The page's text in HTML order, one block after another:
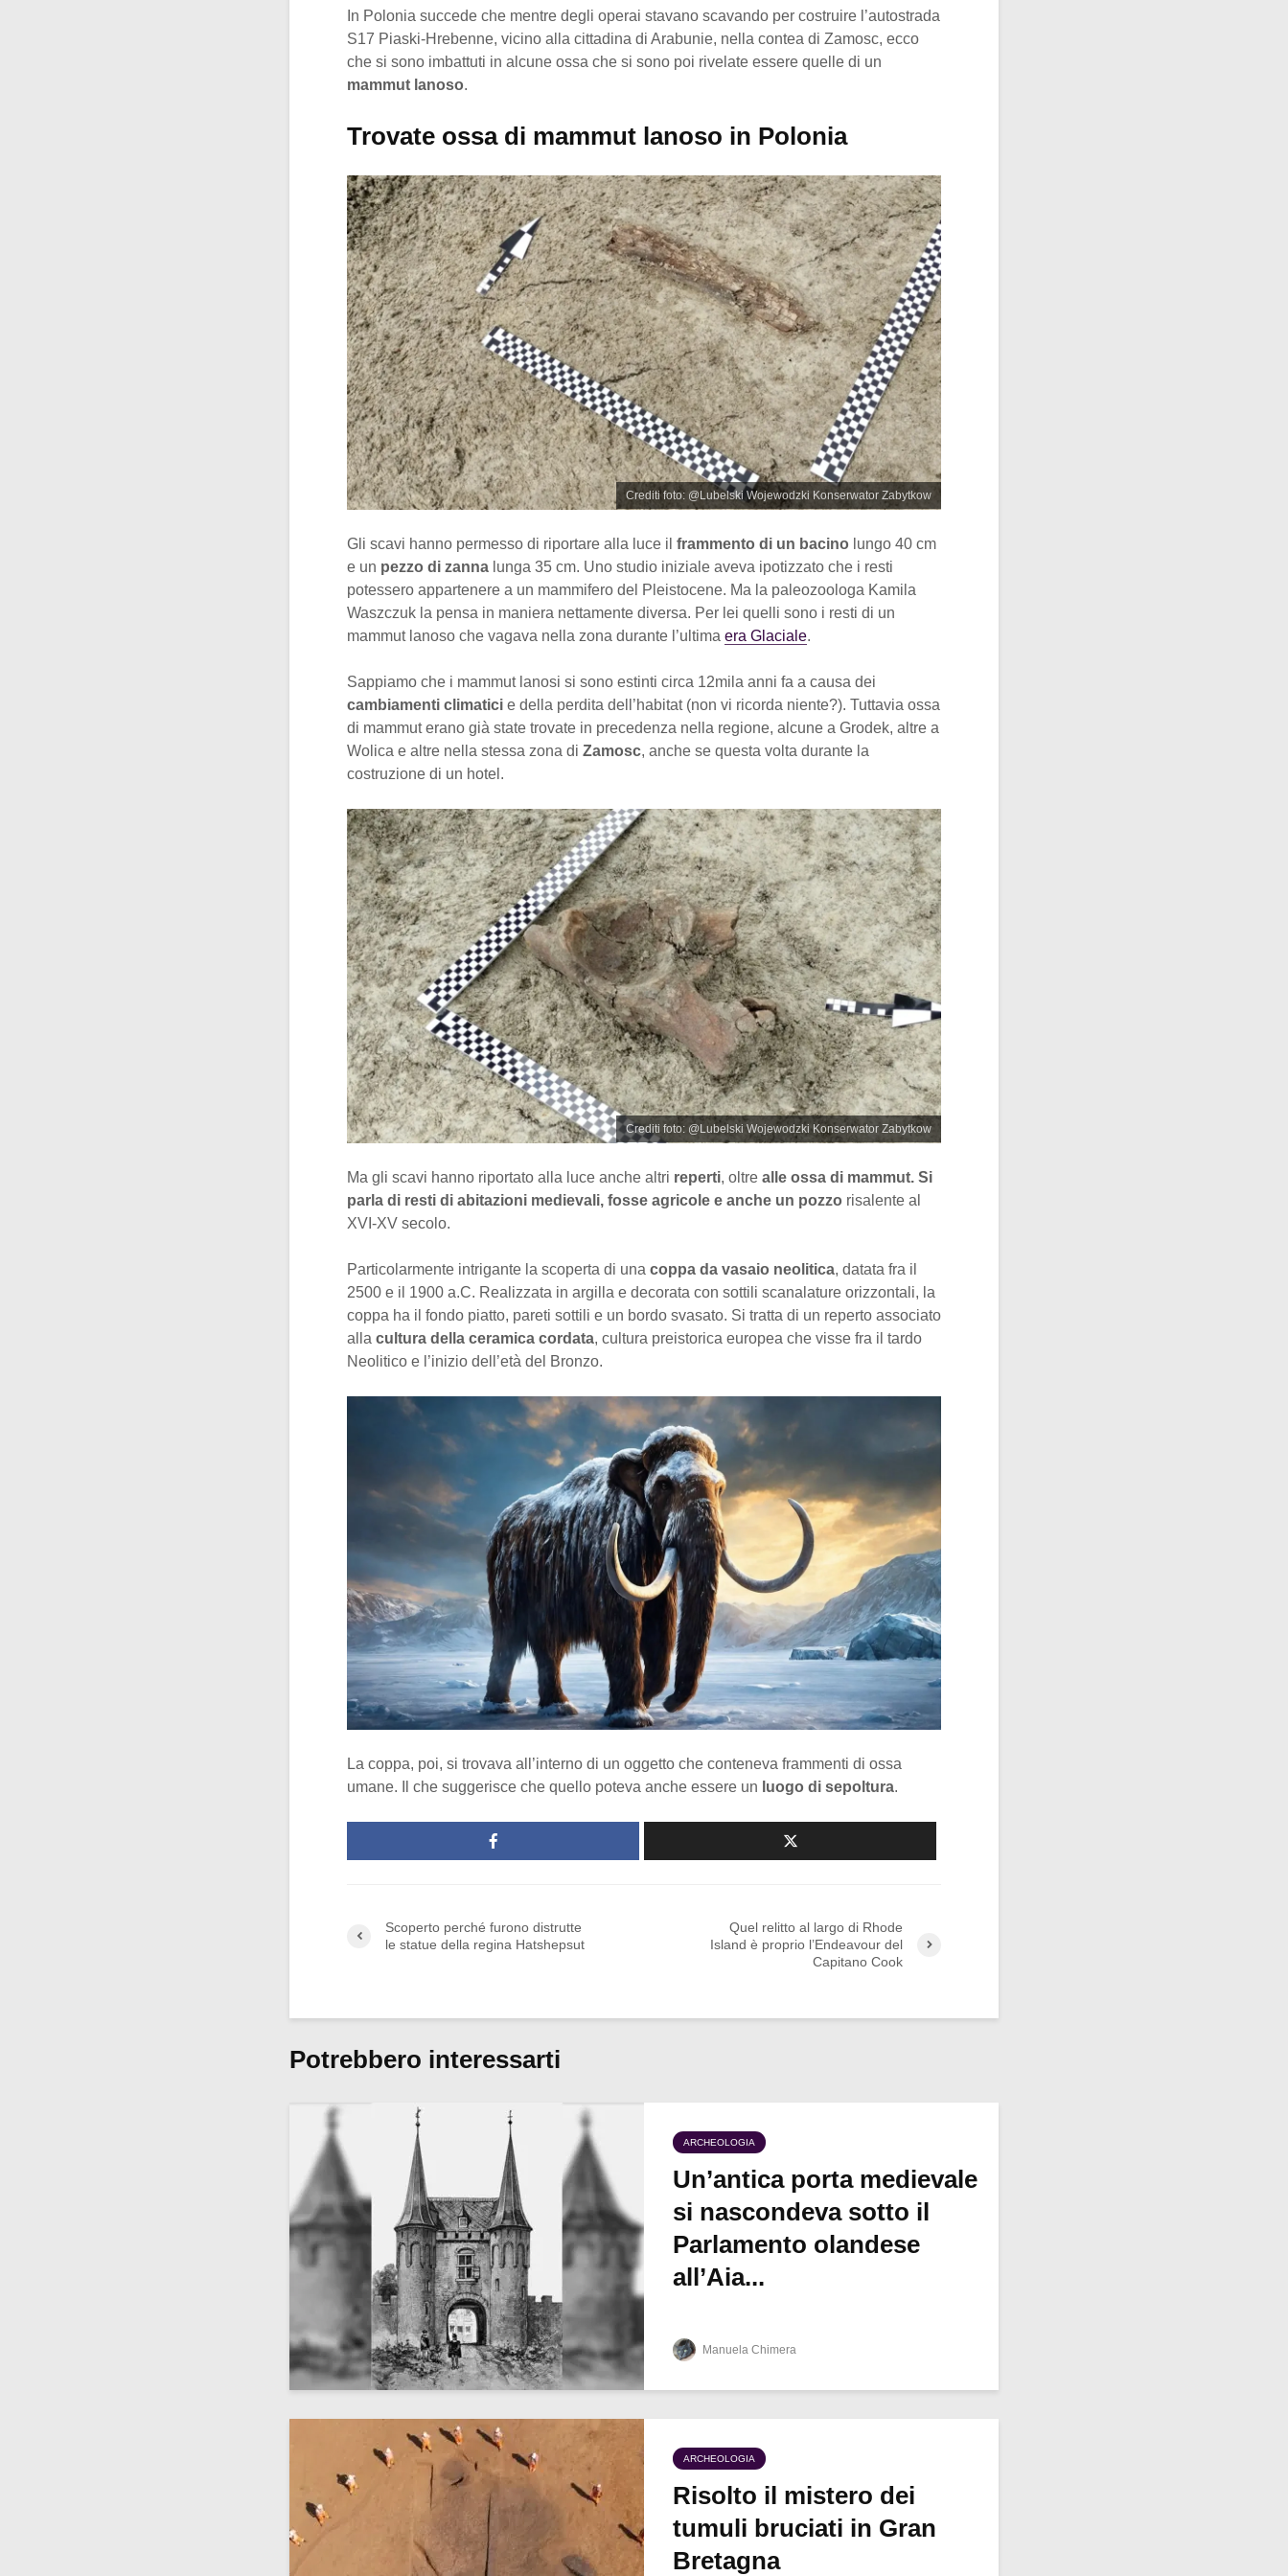
In Polonia succede che mentre degli operai stavano scavando per costruire l’autostrada
S17 Piaski-Hrebenne, vicino alla cittadina di Arabunie, nella contea di Zamosc, ecco
che si sono imbattuti in alcune ossa che si sono poi rivelate essere quelle di un
mammut lanoso.
Trovate ossa di mammut lanoso in Polonia
Crediti foto: @Lubelski Wojewodzki Konserwator Zabytkow
Gli scavi hanno permesso di riportare alla luce il frammento di un bacino lungo 40 cm
e un pezzo di zanna lunga 35 cm. Uno studio iniziale aveva ipotizzato che i resti
potessero appartenere a un mammifero del Pleistocene. Ma la paleozoologa Kamila
Waszczuk la pensa in maniera nettamente diversa. Per lei quelli sono i resti di un
mammut lanoso che vagava nella zona durante l’ultima era Glaciale.
Sappiamo che i mammut lanosi si sono estinti circa 12mila anni fa a causa dei
cambiamenti climatici e della perdita dell’habitat (non vi ricorda niente?). Tuttavia ossa
di mammut erano già state trovate in precedenza nella regione, alcune a Grodek, altre a
Wolica e altre nella stessa zona di Zamosc, anche se questa volta durante la
costruzione di un hotel.
Crediti foto: @Lubelski Wojewodzki Konserwator Zabytkow
Ma gli scavi hanno riportato alla luce anche altri reperti, oltre alle ossa di mammut. Si
parla di resti di abitazioni medievali, fosse agricole e anche un pozzo risalente al
XVI-XV secolo.
Particolarmente intrigante la scoperta di una coppa da vasaio neolitica, datata fra il
2500 e il 1900 a.C. Realizzata in argilla e decorata con sottili scanalature orizzontali, la
coppa ha il fondo piatto, pareti sottili e un bordo svasato. Si tratta di un reperto associato
alla cultura della ceramica cordata, cultura preistorica europea che visse fra il tardo
Neolitico e l’inizio dell’età del Bronzo.
La coppa, poi, si trovava all’interno di un oggetto che conteneva frammenti di ossa
umane. Il che suggerisce che quello poteva anche essere un luogo di sepoltura.
Scoperto perché furono distrutte
le statue della regina Hatshepsut
Quel relitto al largo di Rhode
Island è proprio l’Endeavour del
Capitano Cook
Potrebbero interessarti
ARCHEOLOGIA
Un’antica porta medievale
si nascondeva sotto il
Parlamento olandese
all’Aia...
Manuela Chimera
ARCHEOLOGIA
Risolto il mistero dei
tumuli bruciati in Gran
Bretagna